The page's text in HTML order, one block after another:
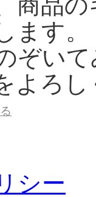
ます
ぞい
よろ
シー